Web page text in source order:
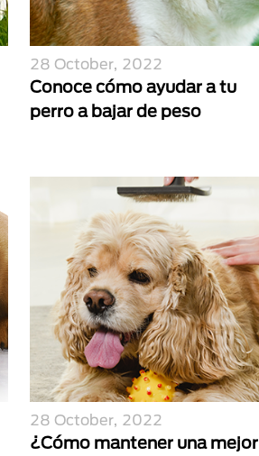
28 October, 2022
Conoce cómo ayudar a tu
perro a bajar de peso
28 October, 2022
¿Cómo mantener una mejor